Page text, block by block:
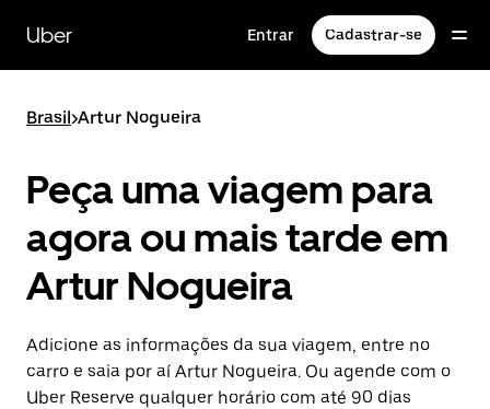
para
conteúdo
Uber Entrar Cadastrar-se
Brasil>Artur Nogueira
Peça uma viagem para
agora ou mais tarde em
Artur Nogueira
Adicione as informações da sua viagem, entre no
carro e saia por aí Artur Nogueira. Ou agende com o
Uber Reserve qualquer horário com até 90 dias